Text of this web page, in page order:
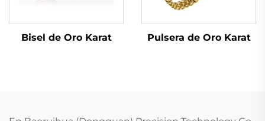
Bisel de Oro Karat Pulsera de Oro Karat